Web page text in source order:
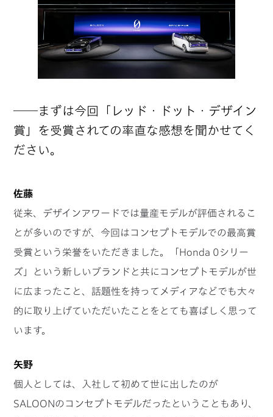
──まずは今回「レッド・ドット・デザイン
賞」を受賞されての率直な感想を聞かせてく
ださい。
佐藤
従来、デザインアワードでは量産モデルが評価されるこ
とが多いのですが、今回はコンセプトモデルでの最高賞
受賞という栄誉をいただきました。「Honda 0シリー
ズ」という新しいブランドと共にコンセプトモデルが世
に広まったこと、話題性を持ってメディアなどでも大々
的に取り上げていただいたことをとても喜ばしく思って
います。
矢野
個人としては、入社して初めて世に出したのが
SALOONのコンセプトモデルだったということもあり、